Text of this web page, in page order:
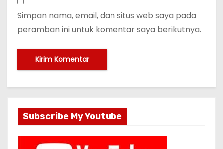
Simpan nama, email, dan situs web saya pada
peramban ini untuk komentar saya berikutnya.
Subscribe My Youtube